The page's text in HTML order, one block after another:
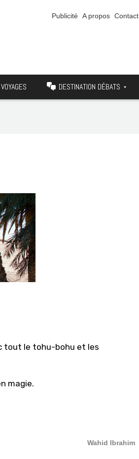
Publicité A propos Contact
DESTINATION DÉBATS
tout le tohu-bohu et les
magie.
Wahid Ibrahim